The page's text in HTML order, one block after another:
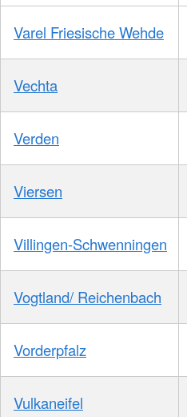
Varel Friesische Wehde
Vechta
Verden
Viersen
Villingen-Schwenningen
Vogtland/ Reichenbach
Vorderpfalz
Vulkaneifel